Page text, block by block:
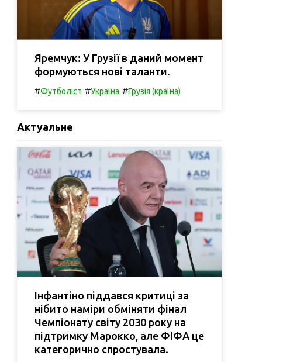
Яремчук: У Грузії в даний момент
формуються нові таланти.
#Футболіст #Україна #Грузія (країна)
Актуальне
Інфантіно піддався критиці за
нібито наміри обміняти фінал
Чемпіонату світу 2030 року на
підтримку Марокко, але ФІФА це
категорично спростувала.